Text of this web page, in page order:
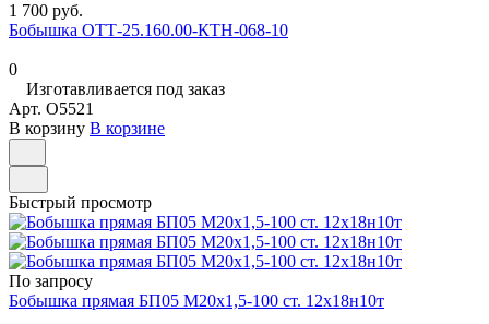
1 700 руб.
Бобышка ОТТ-25.160.00-КТН-068-10
0
Изготавливается под заказ
Арт. O5521
В корзину В корзине
Быстрый просмотр
По запросу
Бобышка прямая БП05 М20х1,5-100 ст. 12х18н10т